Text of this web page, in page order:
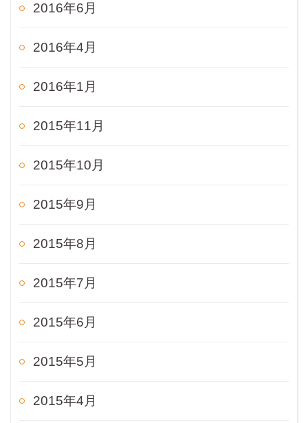
2016年6月
2016年4月
2016年1月
2015年11月
2015年10月
2015年9月
2015年8月
2015年7月
2015年6月
2015年5月
2015年4月